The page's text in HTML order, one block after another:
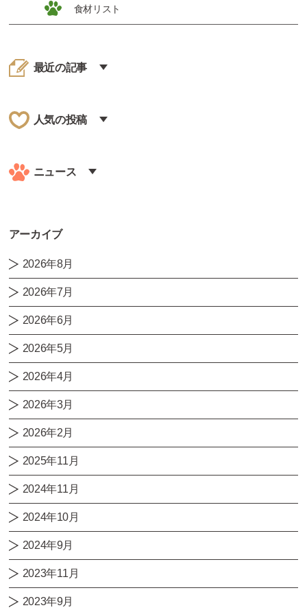
食材リスト
最近の記事
人気の投稿
ニュース
アーカイブ
2026年8月
2026年7月
2026年6月
2026年5月
2026年4月
2026年3月
2026年2月
2025年11月
2024年11月
2024年10月
2024年9月
2023年11月
2023年9月